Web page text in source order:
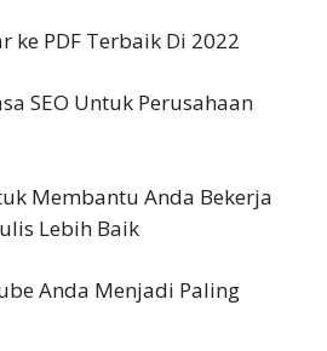
ke PDF Terbaik Di 2022
SEO Untuk Perusahaan
Membantu Anda Bekerja
Lebih Baik
Anda Menjadi Paling